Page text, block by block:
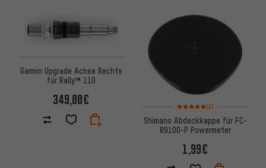
Garmin Upgrade Achse Rechts
für Rally™ 110
349,00€ Bewertungen: 5 von 5
(1)
Shimano Abdeckkappe für FC-
R9100-P Powermeter
1,99€